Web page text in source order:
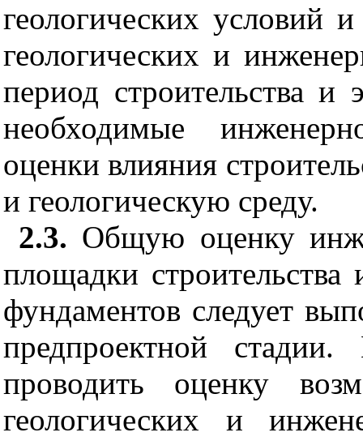
геологических условий
геологических и
период строительства и
необходимые
оценки влияния
и геологическую среду.
2.3. Общую оценку
площадки
фундаментов следует
предпроектной
проводить оценку
геологических и